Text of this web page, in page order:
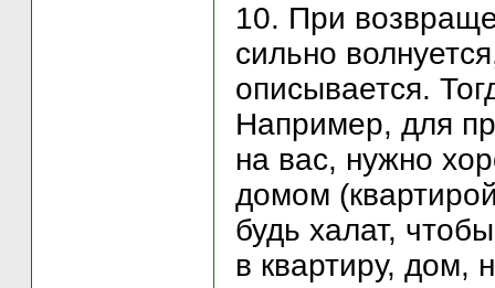
10. При
сильно
описывается.
Например, для
на вас, нужно
домом
будь халат,
в квартиру, дом,